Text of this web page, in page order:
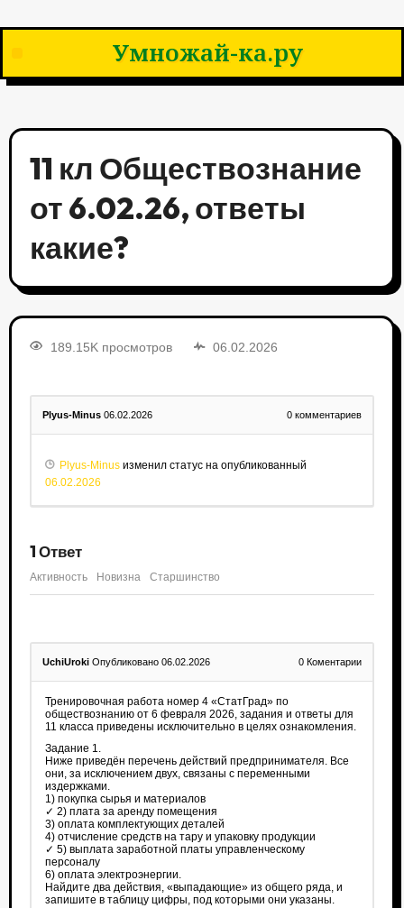
Умножай-ка.ру
11 кл Обществознание
от 6.02.26, ответы
какие?
189.15K просмотров 06.02.2026
Plyus-Minus 06.02.2026 0 комментариев
Plyus-Minusизменил статус на опубликованный
06.02.2026
1Ответ
Активность Новизна Старшинство
UchiUroki Опубликовано 06.02.2026 0 Коментарии
Тренировочная работа номер 4 «СтатГрад» по
обществознанию от 6 февраля 2026, задания и ответы для
11 класса приведены исключительно в целях ознакомления.
Задание 1.
Ниже приведён перечень действий предпринимателя. Все
они, за исключением двух, связаны с переменными
издержками.
1) покупка сырья и материалов
✓ 2) плата за аренду помещения
3) оплата комплектующих деталей
4) отчисление средств на тару и упаковку продукции
✓ 5) выплата заработной платы управленческому
персоналу
6) оплата электроэнергии.
Найдите два действия, «выпадающие» из общего ряда, и
запишите в таблицу цифры, под которыми они указаны.